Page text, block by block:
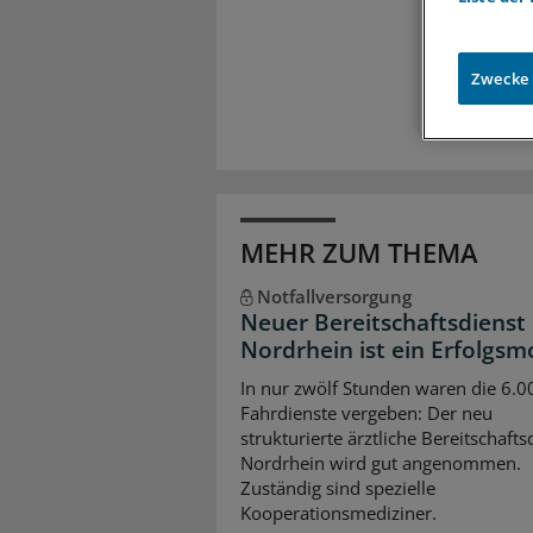
MEHR ZUM THEMA
Notfallversorgung
Neuer Bereitschaftsdienst
Nordrhein ist ein
In nur zwölf Stunden waren die
Fahrdienste vergeben: Der neu
strukturierte ärztliche
Nordrhein wird gut angenommen.
Zuständig sind spezielle
Kooperationsmediziner.